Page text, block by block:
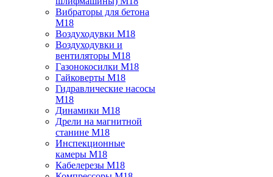
Вибраторы для бетона
M18
Воздуходувки M18
Воздуходувки и
вентиляторы M18
Газонокосилки M18
Гайковерты M18
Гидравлические насосы
M18
Динамики M18
Дрели на магнитной
станине M18
Инспекционные
камеры M18
Кабелерезы M18